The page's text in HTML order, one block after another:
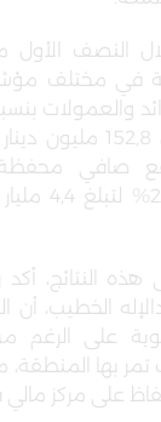
النصف الأول
مختلف
مليون دينار مقابل
صافي محفظة
النتائج،
الخطيب،
على الرغم
تمر بها المنطقة،
على مركز